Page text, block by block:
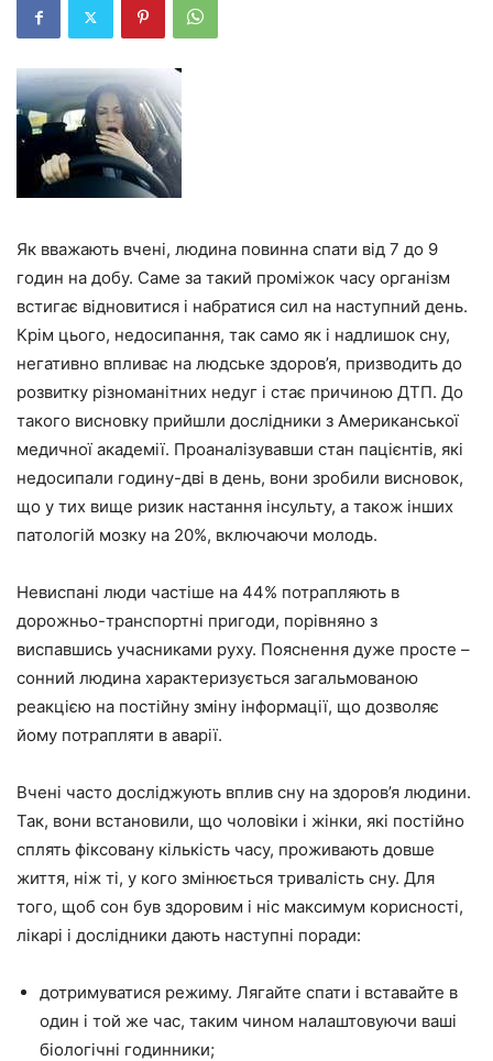
Як вважають вчені, людина повинна спати від 7 до 9
годин на добу. Саме за такий проміжок часу організм
встигає відновитися і набратися сил на наступний день.
Крім цього, недосипання, так само як і надлишок сну,
негативно впливає на людське здоров’я, призводить до
розвитку різноманітних недуг і стає причиною ДТП. До
такого висновку прийшли дослідники з Американської
медичної академії. Проаналізувавши стан пацієнтів, які
недосипали годину-дві в день, вони зробили висновок,
що у тих вище ризик настання інсульту, а також інших
патологій мозку на 20%, включаючи молодь.
Невиспані люди частіше на 44% потрапляють в
дорожньо-транспортні пригоди, порівняно з
виспавшись учасниками руху. Пояснення дуже просте –
сонний людина характеризується загальмованою
реакцією на постійну зміну інформації, що дозволяє
йому потрапляти в аварії.
Вчені часто досліджують вплив сну на здоров’я людини.
Так, вони встановили, що чоловіки і жінки, які постійно
сплять фіксовану кількість часу, проживають довше
життя, ніж ті, у кого змінюється тривалість сну. Для
того, щоб сон був здоровим і ніс максимум корисності,
лікарі і дослідники дають наступні поради:
дотримуватися режиму. Лягайте спати і вставайте в
один і той же час, таким чином налаштовуючи ваші
біологічні годинники;